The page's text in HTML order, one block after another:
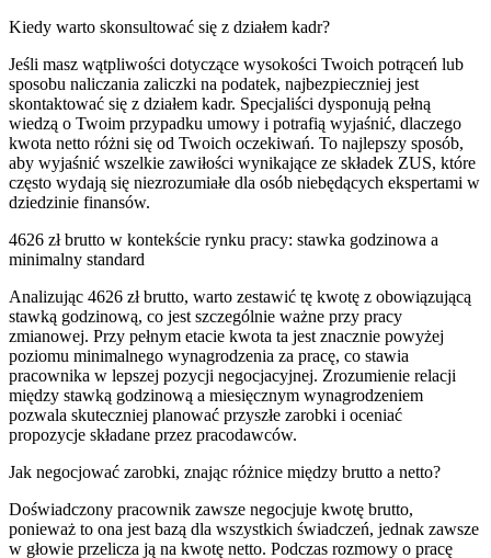
Kiedy warto skonsultować się z działem kadr?
Jeśli masz wątpliwości dotyczące wysokości Twoich potrąceń lub
sposobu naliczania zaliczki na podatek, najbezpieczniej jest
skontaktować się z działem kadr. Specjaliści dysponują pełną
wiedzą o Twoim przypadku umowy i potrafią wyjaśnić, dlaczego
kwota netto różni się od Twoich oczekiwań. To najlepszy sposób,
aby wyjaśnić wszelkie zawiłości wynikające ze składek ZUS, które
często wydają się niezrozumiałe dla osób niebędących ekspertami w
dziedzinie finansów.
4626 zł brutto w kontekście rynku pracy: stawka godzinowa a
minimalny standard
Analizując 4626 zł brutto, warto zestawić tę kwotę z obowiązującą
stawką godzinową, co jest szczególnie ważne przy pracy
zmianowej. Przy pełnym etacie kwota ta jest znacznie powyżej
poziomu minimalnego wynagrodzenia za pracę, co stawia
pracownika w lepszej pozycji negocjacyjnej. Zrozumienie relacji
między stawką godzinową a miesięcznym wynagrodzeniem
pozwala skuteczniej planować przyszłe zarobki i oceniać
propozycje składane przez pracodawców.
Jak negocjować zarobki, znając różnice między brutto a netto?
Doświadczony pracownik zawsze negocjuje kwotę brutto,
ponieważ to ona jest bazą dla wszystkich świadczeń, jednak zawsze
w głowie przelicza ją na kwotę netto. Podczas rozmowy o pracę